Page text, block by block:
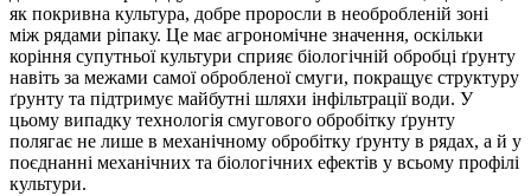
як покривна культура, добре проросли в необробленій зоні
між рядами ріпаку. Це має агрономічне значення, оскільки
коріння супутньої культури сприяє біологічній обробці ґрунту
навіть за межами самої обробленої смуги, покращує структуру
ґрунту та підтримує майбутні шляхи інфільтрації води. У
цьому випадку технологія смугового обробітку ґрунту
полягає не лише в механічному обробітку ґрунту в рядах, а й у
поєднанні механічних та біологічних ефектів у всьому профілі
культури.